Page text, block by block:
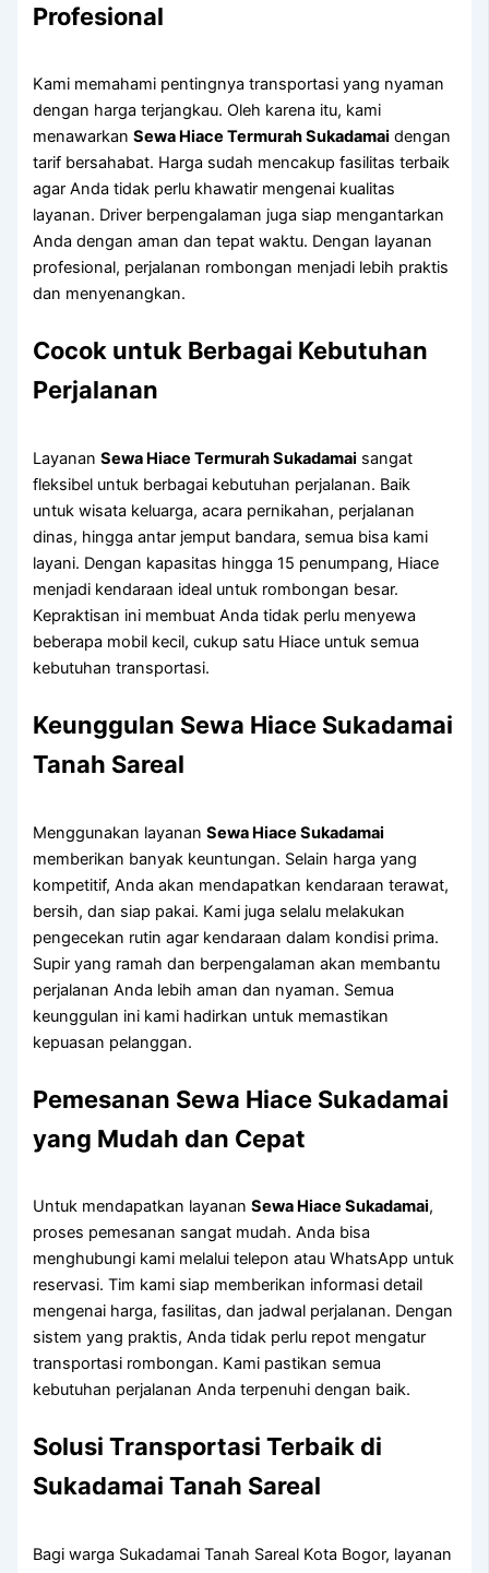
Profesional
Kami memahami pentingnya transportasi yang nyaman
dengan harga terjangkau. Oleh karena itu, kami
menawarkanSewa Hiace Termurah Sukadamai dengan
tarif bersahabat. Harga sudah mencakup fasilitas terbaik
agar Anda tidak perlu khawatir mengenai kualitas
layanan. Driver berpengalaman juga siap mengantarkan
Anda dengan aman dan tepat waktu. Dengan layanan
profesional, perjalanan rombongan menjadi lebih praktis
dan menyenangkan.
Cocok untuk Berbagai Kebutuhan
Perjalanan
LayananSewa Hiace Termurah Sukadamai sangat
fleksibel untuk berbagai kebutuhan perjalanan. Baik
untuk wisata keluarga, acara pernikahan, perjalanan
dinas, hingga antar jemput bandara, semua bisa kami
layani. Dengan kapasitas hingga 15 penumpang, Hiace
menjadi kendaraan ideal untuk rombongan besar.
Kepraktisan ini membuat Anda tidak perlu menyewa
beberapa mobil kecil, cukup satu Hiace untuk semua
kebutuhan transportasi.
Keunggulan Sewa Hiace Sukadamai
Tanah Sareal
Menggunakan layananSewa Hiace Sukadamai
memberikan banyak keuntungan. Selain harga yang
kompetitif, Anda akan mendapatkan kendaraan terawat,
bersih, dan siap pakai. Kami juga selalu melakukan
pengecekan rutin agar kendaraan dalam kondisi prima.
Supir yang ramah dan berpengalaman akan membantu
perjalanan Anda lebih aman dan nyaman. Semua
keunggulan ini kami hadirkan untuk memastikan
kepuasan pelanggan.
Pemesanan Sewa Hiace Sukadamai
yang Mudah dan Cepat
Untuk mendapatkan layananSewa Hiace Sukadamai,
proses pemesanan sangat mudah. Anda bisa
menghubungi kami melalui telepon atau WhatsApp untuk
reservasi. Tim kami siap memberikan informasi detail
mengenai harga, fasilitas, dan jadwal perjalanan. Dengan
sistem yang praktis, Anda tidak perlu repot mengatur
transportasi rombongan. Kami pastikan semua
kebutuhan perjalanan Anda terpenuhi dengan baik.
Solusi Transportasi Terbaik di
Sukadamai Tanah Sareal
Bagi warga Sukadamai Tanah Sareal Kota Bogor, layanan